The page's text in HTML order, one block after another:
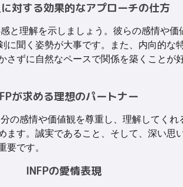
対する効果的なアプローチの仕方
と理解を示しましょう。彼らの感情や価
に聞く姿勢が大事です。また、内向的な
さずに自然なペースで関係を築くことが
が求める理想のパートナー
の感情や価値観を尊重し、理解してくれ
ます。誠実であること、そして、深い思
要です。
INFPの愛情表現